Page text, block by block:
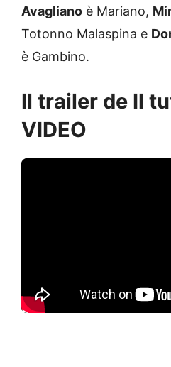
Avagliano è Mariano,
Totonno Malaspina e
è Gambino.
Il trailer de Il
VIDEO